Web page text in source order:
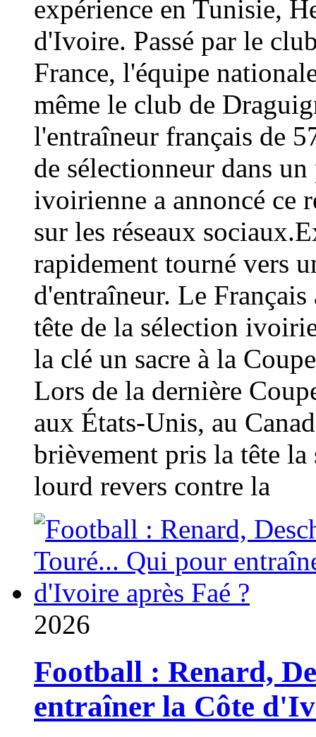
expérience en Tunisie,
d'Ivoire. Passé par le
France, l'équipe
même le club de
l'entraîneur français de
de sélectionneur dans
ivoirienne a annoncé ce
sur les réseaux
rapidement tourné vers
d'entraîneur. Le
tête de la sélection
la clé un sacre à la
Lors de la dernière
aux États-Unis, au
brièvement pris la tête
lourd revers contre la
2026
Football : Renard,
entraîner la Côte